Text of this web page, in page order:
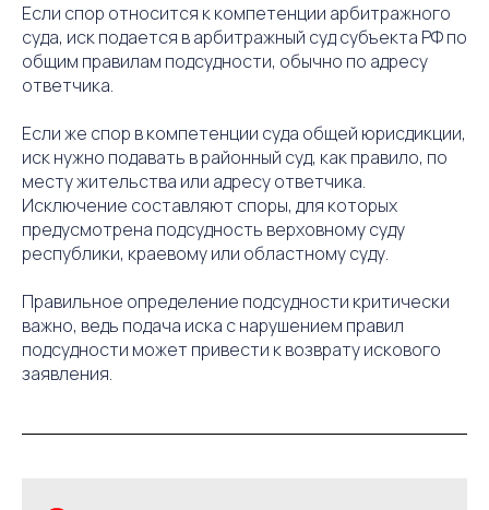
Если спор относится к компетенции арбитражного
суда, иск подается в арбитражный суд субъекта РФ по
общим правилам подсудности, обычно по адресу
ответчика.
Если же спор в компетенции суда общей юрисдикции,
иск нужно подавать в районный суд, как правило, по
месту жительства или адресу ответчика.
Исключение составляют споры, для которых
предусмотрена подсудность верховному суду
республики, краевому или областному суду.
Правильное определение подсудности критически
важно, ведь подача иска с нарушением правил
подсудности может привести к возврату искового
заявления.